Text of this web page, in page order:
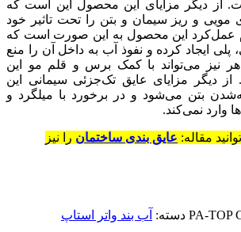
از دیگر مزایای این محصول این است که
مویی و ریز سیمان و بتن را تحت تاثیر خود
عمل‌کرد این محصول به این صورت است که
ایجاد کرده و نفوذ آب به داخل آن را منع
نیز می‌تواند با کمک برس و قلم ‌مو این
دیگر مزایای عایق تک‌جزئی سیمانی این
بتن می‌شود و در برخورد با میلگرد و
وارد نمی‌کند.
مقاله: عایق بندی ساختمان‌ را نیز
PA-TOP دسته: آب بند واتر استاپ